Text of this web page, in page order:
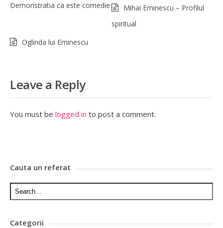
Demonstratia ca este comedie
Mihai Eminescu – Profilul
spiritual
Oglinda lui Eminescu
Leave a Reply
You must be logged in to post a comment.
Cauta un referat
Categorii